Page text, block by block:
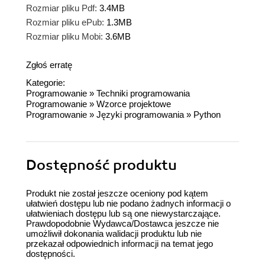
Rozmiar pliku Pdf: 3.4MB
Rozmiar pliku ePub: 1.3MB
Rozmiar pliku Mobi: 3.6MB
Zgłoś erratę
Kategorie:
Programowanie » Techniki programowania
Programowanie » Wzorce projektowe
Programowanie » Języki programowania » Python
Dostępność produktu
Produkt nie został jeszcze oceniony pod kątem
ułatwień dostępu lub nie podano żadnych informacji o
ułatwieniach dostępu lub są one niewystarczające.
Prawdopodobnie Wydawca/Dostawca jeszcze nie
umożliwił dokonania walidacji produktu lub nie
przekazał odpowiednich informacji na temat jego
dostępności.